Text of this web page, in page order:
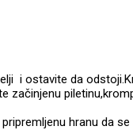
i ostavite da
začinjenu
hranu da